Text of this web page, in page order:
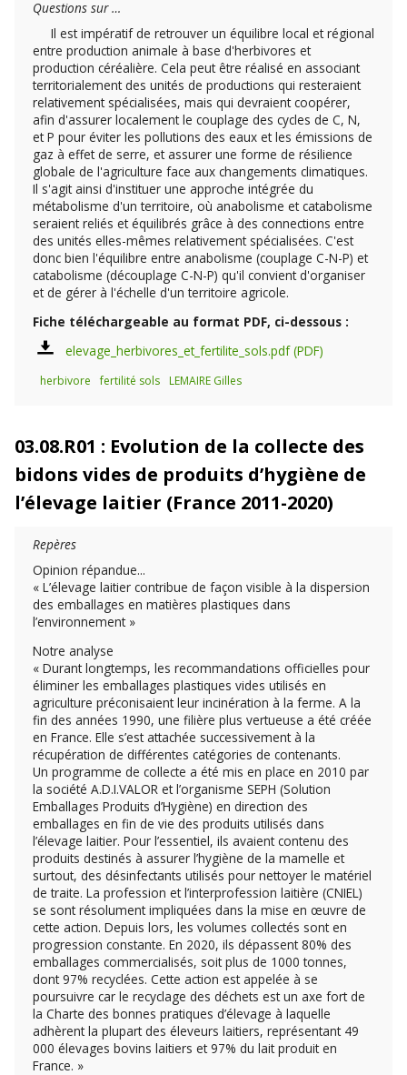
Questions sur …
Il est impératif de retrouver un équilibre local et régional
entre production animale à base d'herbivores et
production céréalière. Cela peut être réalisé en associant
territorialement des unités de productions qui resteraient
relativement spécialisées, mais qui devraient coopérer,
afin d'assurer localement le couplage des cycles de C, N,
et P pour éviter les pollutions des eaux et les émissions de
gaz à effet de serre, et assurer une forme de résilience
globale de l'agriculture face aux changements climatiques.
Il s'agit ainsi d'instituer une approche intégrée du
métabolisme d'un territoire, où anabolisme et catabolisme
seraient reliés et équilibrés grâce à des connections entre
des unités elles-mêmes relativement spécialisées. C'est
donc bien l'équilibre entre anabolisme (couplage C-N-P) et
catabolisme (découplage C-N-P) qu'il convient d'organiser
et de gérer à l'échelle d'un territoire agricole.
Fiche téléchargeable au format PDF, ci-dessous :
elevage_herbivores_et_fertilite_sols.pdf
herbivore fertilité sols LEMAIRE Gilles
03.08.R01 : Evolution de la collecte des
bidons vides de produits d’hygiène de
l’élevage laitier (France 2011-2020)
Repères
Opinion répandue...
« L’élevage laitier contribue de façon visible à la dispersion
des emballages en matières plastiques dans
l’environnement »
Notre analyse
« Durant longtemps, les recommandations officielles pour
éliminer les emballages plastiques vides utilisés en
agriculture préconisaient leur incinération à la ferme. A la
fin des années 1990, une filière plus vertueuse a été créée
en France. Elle s’est attachée successivement à la
récupération de différentes catégories de contenants.
Un programme de collecte a été mis en place en 2010 par
la société A.D.I.VALOR et l’organisme SEPH (Solution
Emballages Produits d’Hygiène) en direction des
emballages en fin de vie des produits utilisés dans
l’élevage laitier. Pour l’essentiel, ils avaient contenu des
produits destinés à assurer l’hygiène de la mamelle et
surtout, des désinfectants utilisés pour nettoyer le matériel
de traite. La profession et l’interprofession laitière (CNIEL)
se sont résolument impliquées dans la mise en œuvre de
cette action. Depuis lors, les volumes collectés sont en
progression constante. En 2020, ils dépassent 80% des
emballages commercialisés, soit plus de 1000 tonnes,
dont 97% recyclées. Cette action est appelée à se
poursuivre car le recyclage des déchets est un axe fort de
la Charte des bonnes pratiques d’élevage à laquelle
adhèrent la plupart des éleveurs laitiers, représentant 49
000 élevages bovins laitiers et 97% du lait produit en
France. »